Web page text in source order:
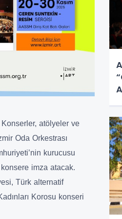
Konserler, atölyeler ve
Oda Orkestrası
kurucusu
imza atacak.
Türk alternatif
Korosu konseri